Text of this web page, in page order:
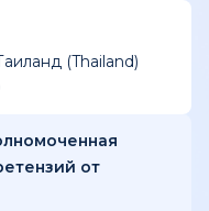
(Thailand)
от